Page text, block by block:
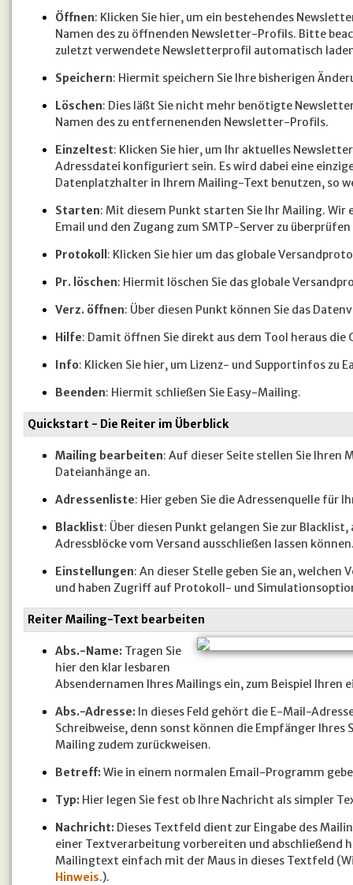
Öffnen: Klicken Sie hier, um ein bestehendes
Namen des zu öffnenden Newsletter-Profils. Bitte
zuletzt verwendete Newsletterprofil automatisch
Speichern: Hiermit speichern Sie Ihre bisherigen
Löschen: Dies läßt Sie nicht mehr benötigte
Namen des zu entfernenenden Newsletter-Profils.
Einzeltest: Klicken Sie hier, um Ihr aktuelles
Adressdatei konfiguriert sein. Es wird dabei eine
Datenplatzhalter in Ihrem Mailing-Text benutzen, so
Starten: Mit diesem Punkt starten Sie Ihr Mailing. Wir
Email und den Zugang zum SMTP-Server zu
Protokoll : Klicken Sie hier um das globale
Pr. löschen: Hiermit löschen Sie das globale
Verz. öffnen: Über diesen Punkt können Sie das
Hilfe: Damit öffnen Sie direkt aus dem Tool heraus
Info: Klicken Sie hier, um Lizenz- und Supportinfos zu
Beenden: Hiermit schließen Sie Easy-Mailing.
Quickstart - Die Reiter im Überblick
Mailing bearbeiten: Auf dieser Seite stellen Sie Ihren
Dateianhänge an.
Adressenliste: Hier geben Sie die Adressenquelle für
Blacklist: Über diesen Punkt gelangen Sie zur
Adressblöcke vom Versand ausschließen lassen
Einstellungen: An dieser Stelle geben Sie an,
und haben Zugriff auf Protokoll- und
Reiter Mailing-Text bearbeiten
Abs.-Name: Tragen Sie
hier den klar lesbaren
Absendernamen Ihres Mailings ein, zum Beispiel Ihren
Abs.-Adresse: In dieses Feld gehört die E-Mail-
Schreibweise, denn sonst können die Empfänger
Mailing zudem zurückweisen.
Betreff:Wie in einem normalen Email-Programm
Typ: Hier legen Sie fest ob Ihre Nachricht als simpler
Nachricht: Dieses Textfeld dient zur Eingabe des
einer Textverarbeitung vorbereiten und abschließend
Mailingtext einfach mit der Maus in dieses Textfeld
Hinweis.).